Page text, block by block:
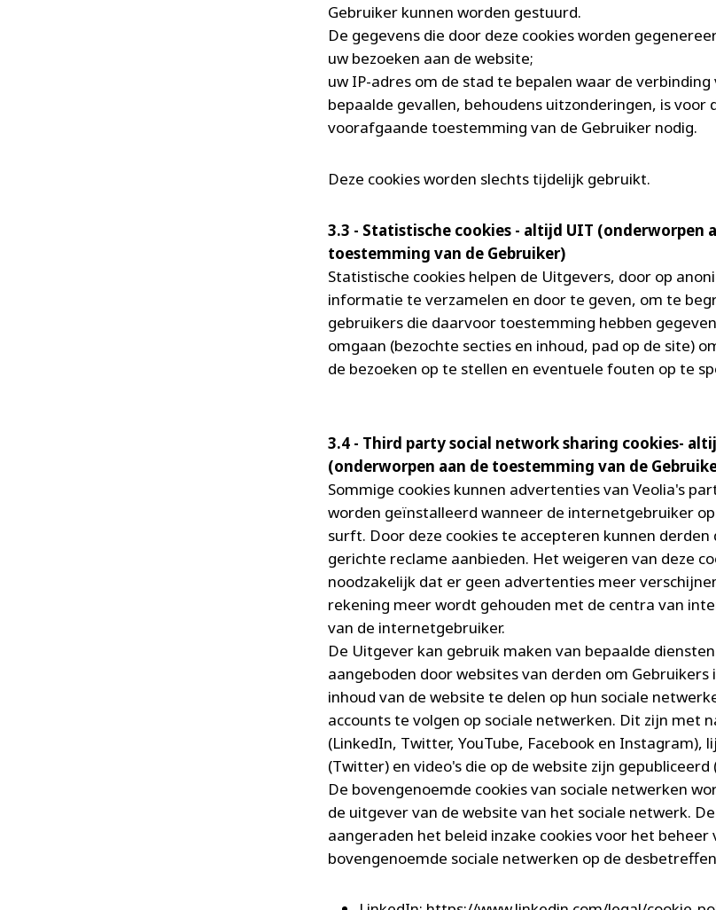
Gebruiker kunnen worden gestuurd.
De gegevens die door deze cookies worden
uw bezoeken aan de website;
uw IP-adres om de stad te bepalen waar de
bepaalde gevallen, behoudens uitzonderingen, is voor
voorafgaande toestemming van de Gebruiker nodig.
Deze cookies worden slechts tijdelijk gebruikt.
3.3 - Statistische cookies - altijd UIT (onderworpen
toestemming van de Gebruiker)
Statistische cookies helpen de Uitgevers, door op
informatie te verzamelen en door te geven, om te
gebruikers die daarvoor toestemming hebben
omgaan (bezochte secties en inhoud, pad op de site)
de bezoeken op te stellen en eventuele fouten op te
3.4 - Third party social network sharing cookies-
(onderworpen aan de toestemming van de
Sommige cookies kunnen advertenties van Veolia's
worden geïnstalleerd wanneer de internetgebruiker
surft. Door deze cookies te accepteren kunnen derden
gerichte reclame aanbieden. Het weigeren van deze
noodzakelijk dat er geen advertenties meer
rekening meer wordt gehouden met de centra van
van de internetgebruiker.
De Uitgever kan gebruik maken van bepaalde
aangeboden door websites van derden om
inhoud van de website te delen op hun sociale
accounts te volgen op sociale netwerken. Dit zijn met
(LinkedIn, Twitter, YouTube, Facebook en Instagram),
(Twitter) en video's die op de website zijn gepubliceerd
De bovengenoemde cookies van sociale netwerken
de uitgever van de website van het sociale netwerk.
aangeraden het beleid inzake cookies voor het beheer
bovengenoemde sociale netwerken op de